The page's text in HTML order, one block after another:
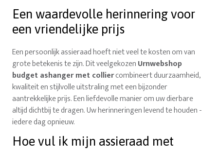
Een waardevolle herinnering voor
een vriendelijke prijs
Een persoonlijk assieraad hoeft niet veel te kosten om van
grote betekenis te zijn. Dit veelgekozenUrnwebshop
budget ashanger met colliercombineert duurzaamheid,
kwaliteit en stijlvolle uitstraling met een bijzonder
aantrekkelijke prijs. Een liefdevolle manier om uw dierbare
altijd dichtbij te dragen. Uw herinneringen levend te houden -
iedere dag opnieuw.
Hoe vul ik mijn assieraad met